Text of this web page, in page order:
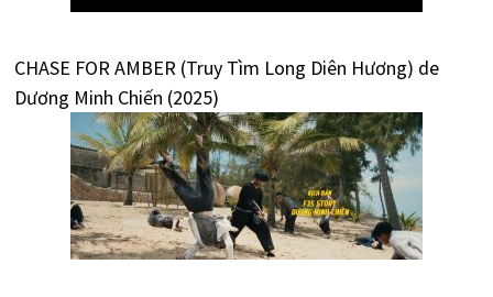
CHASE FOR AMBER (Truy Tìm Long Diên Hương) de
Dương Minh Chiến (2025)